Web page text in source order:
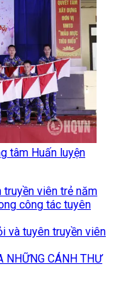
tâm Huấn luyện
viên trẻ năm
công tác tuyên
và tuyên truyền viên
NHỮNG CÁNH THƯ